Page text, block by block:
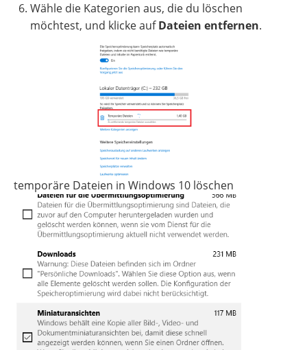
Wähle die Kategorien aus, die du löschen
möchtest, und klicke aufDateien entfernen.
temporäre Dateien in Windows 10 löschen